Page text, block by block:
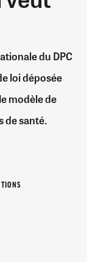
du DPC
loi déposée
modèle de
de santé.